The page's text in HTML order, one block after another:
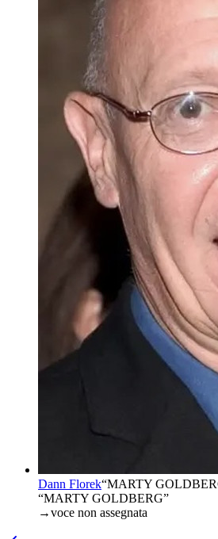
Dann Florek“MARTY
“MARTY GOLDBERG”
→voce non assegnata